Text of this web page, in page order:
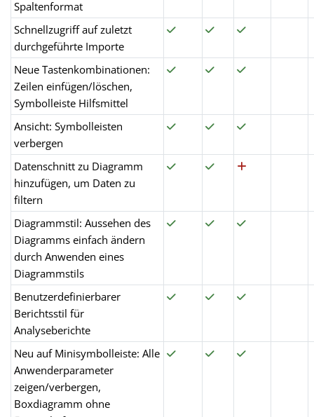
Spaltenformat
Schnellzugriff auf zuletzt
durchgeführte Importe
Neue Tastenkombinationen:
Zeilen einfügen/löschen,
Symbolleiste Hilfsmittel
Ansicht: Symbolleisten
verbergen
Datenschnitt zu Diagramm
hinzufügen, um Daten zu
filtern
Diagrammstil: Aussehen des
Diagramms einfach ändern
durch Anwenden eines
Diagrammstils
Benutzerdefinierbarer
Berichtsstil für
Analyseberichte
Neu auf Minisymbolleiste: Alle
Anwenderparameter
zeigen/verbergen,
Boxdiagramm ohne